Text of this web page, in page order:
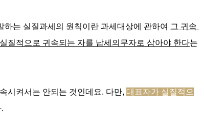
하는 실질과세의 원칙이란 과세대상에 관하여 그 귀속
실질적으로 귀속되는 자를 납세의무자로 삼아야 한다는
시켜서는 안되는 것인데요. 다만, 대표자가 실질적으